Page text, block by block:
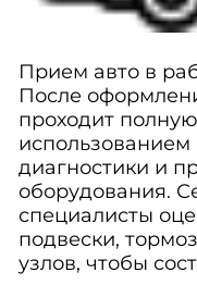
Прием авто в
После
проходит
диагностики и
оборудования.
специалисты
подвески,
узлов, чтобы